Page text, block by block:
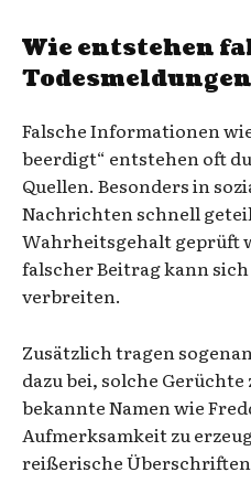
Wie entstehen
Falsche Informationen
beerdigt“ entstehen oft
Quellen. Besonders in
Nachrichten schnell
Wahrheitsgehalt geprüft
falscher Beitrag kann
verbreiten.
Zusätzlich tragen
dazu bei, solche
bekannte Namen wie
Aufmerksamkeit zu
reißerische